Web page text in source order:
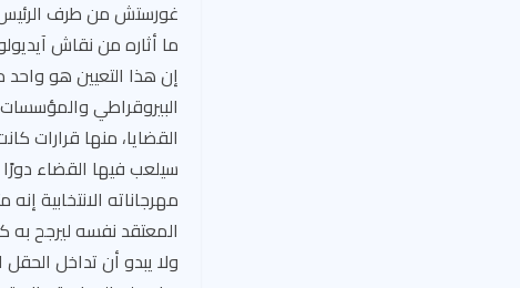
ما أثاره من نقاش
إن هذا التعيين هو واحد
البيروقراطي
القضايا، منها قرارات
سيلعب فيها القضاء
مهرجاناته الانتخابية
المعتقد نفسه ليرجح به
ولا يبدو أن تداخل